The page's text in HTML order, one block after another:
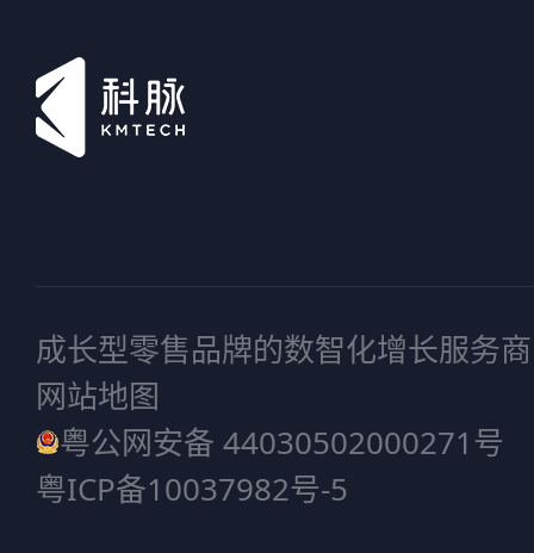
成长型零售品牌的数智化增长服务商
网站地图
粤公网安备 44030502000271号
粤ICP备10037982号-5